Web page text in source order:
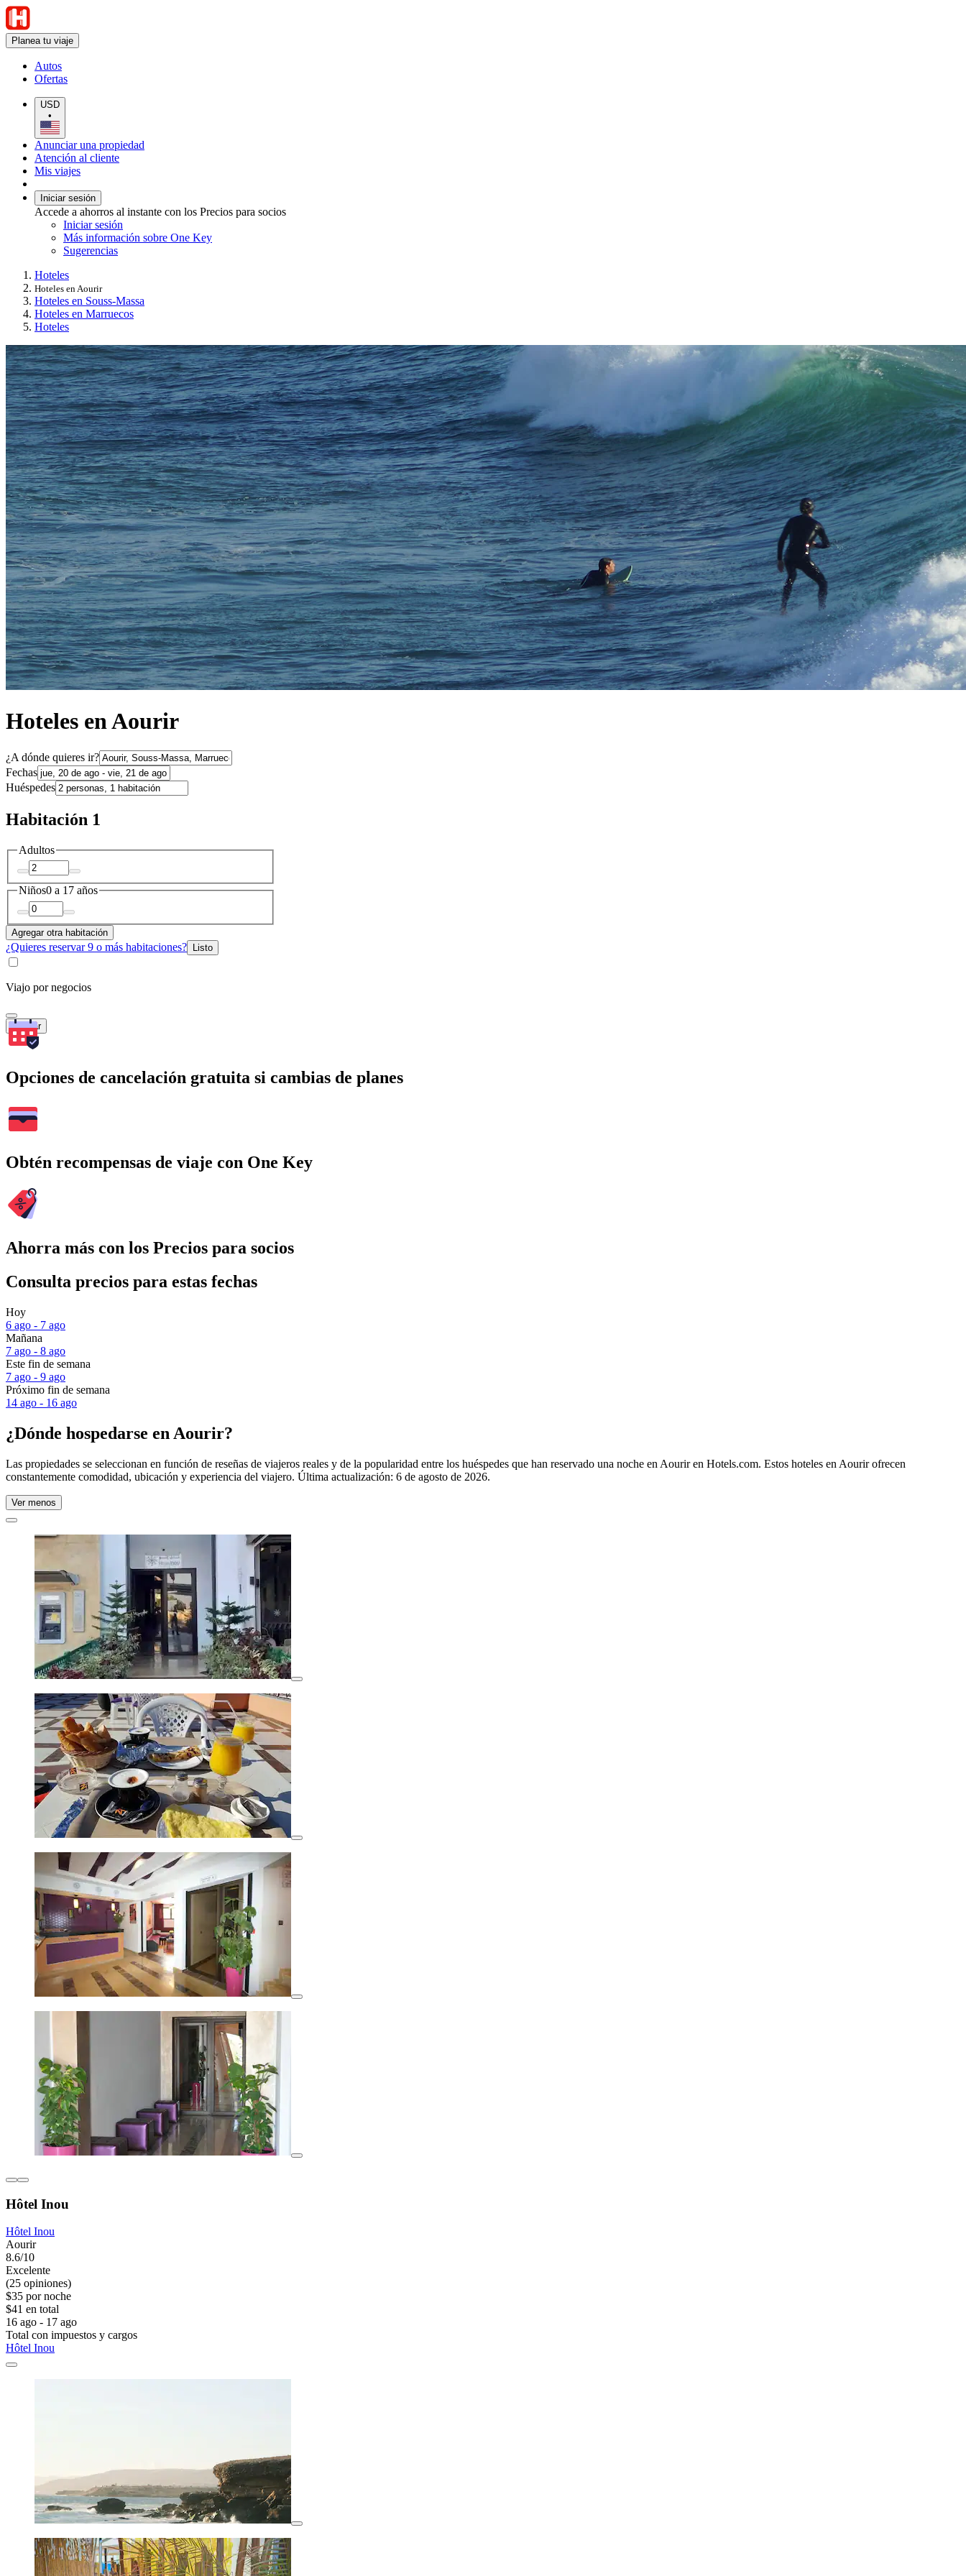
Planea tu viaje
Autos
Ofertas
USD
•
Anunciar una propiedad
Atención al cliente
Mis viajes
Iniciar sesión
Accede a ahorros al instante con los Precios para socios
Iniciar sesión
Más información sobre One Key
Sugerencias
Hoteles
Hoteles en Aourir
Hoteles en Souss-Massa
Hoteles en Marruecos
Hoteles
Hoteles en Aourir
¿A dónde quieres ir?
Fechas
Huéspedes
Habitación 1
Adultos
Niños0 a 17 años
Agregar otra habitación
¿Quieres reservar 9 o más habitaciones? Listo
Viajo por negocios
Buscar
Opciones de cancelación gratuita si cambias de planes
Obtén recompensas de viaje con One Key
Ahorra más con los Precios para socios
Consulta precios para estas fechas
Hoy
6 ago - 7 ago
Mañana
7 ago - 8 ago
Este fin de semana
7 ago - 9 ago
Próximo fin de semana
14 ago - 16 ago
¿Dónde hospedarse en Aourir?
Las propiedades se seleccionan en función de reseñas de viajeros reales y de la popularidad entre los huéspedes que han reservado una noche en Aourir en Hotels.com. Estos hoteles en Aourir ofrecen
constantemente comodidad, ubicación y experiencia del viajero. Última actualización: 6 de agosto de 2026.
Ver menos
Hôtel Inou
Hôtel Inou
Aourir
8.6/10
Excelente
(25 opiniones)
$35 por noche
$41 en total
16 ago - 17 ago
Total con impuestos y cargos
Hôtel Inou